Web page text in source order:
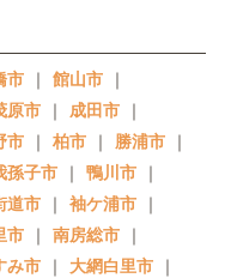
市 ｜ 館山市 ｜
原市 ｜ 成田市 ｜
市 ｜ 柏市 ｜ 勝浦市 ｜
孫子市 ｜ 鴨川市 ｜
道市 ｜ 袖ケ浦市 ｜
市 ｜ 南房総市 ｜
み市 ｜ 大網白里市 ｜